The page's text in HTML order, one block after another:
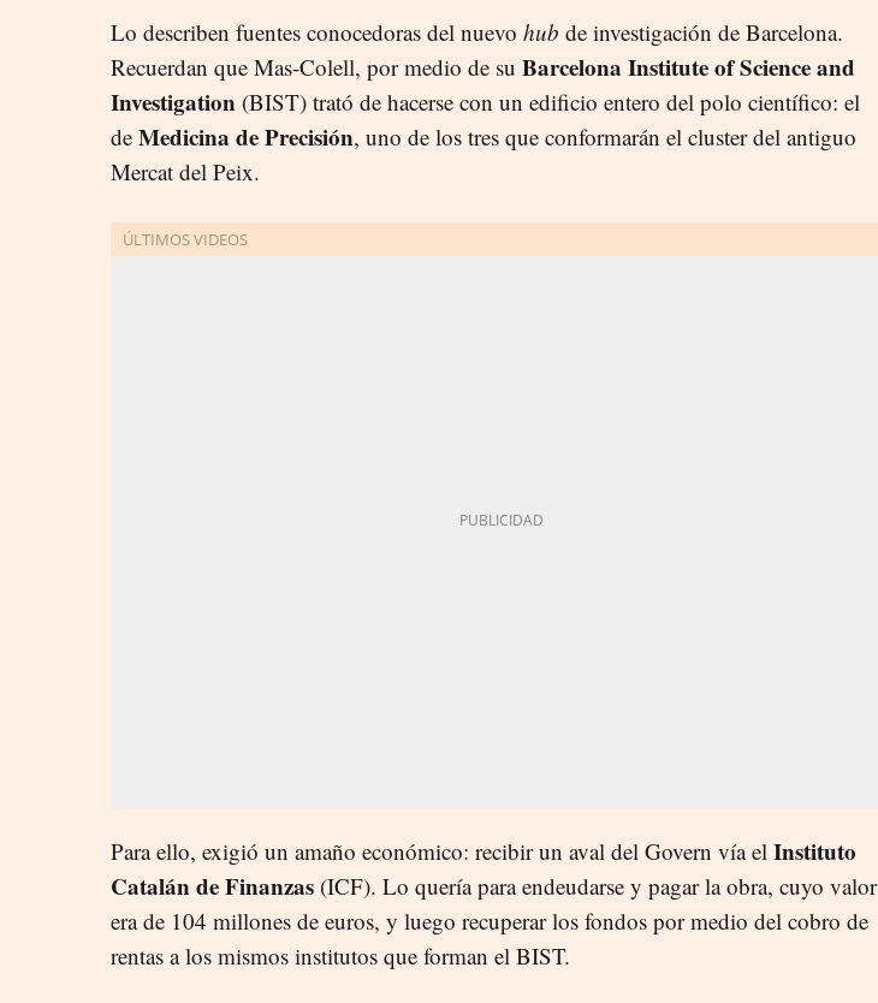
Lo describen fuentes conocedoras del nuevo hub de investigación de Barcelona.
Recuerdan que Mas-Colell, por medio de su Barcelona Institute of Science and
Investigation (BIST) trató de hacerse con un edificio entero del polo científico: el
de Medicina de Precisión, uno de los tres que conformarán el cluster del antiguo
Mercat del Peix.
Para ello, exigió un amaño económico: recibir un aval del Govern vía el Instituto
Catalán de Finanzas (ICF). Lo quería para endeudarse y pagar la obra, cuyo valor
era de 104 millones de euros, y luego recuperar los fondos por medio del cobro de
rentas a los mismos institutos que forman el BIST.